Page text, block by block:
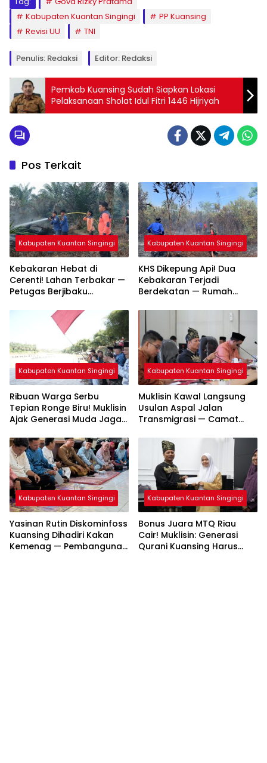
Pemkab Kuansing Sudah Siapkan Lokasi
Pelaksanaan Sholat Idul Fitri 1446 Hijriyah
Pos Terkait
Kabupaten Kuantan Singingi
Kebakaran Hebat di
Cerenti! Lahan Terbakar —
Petugas Berjibaku
Padamkan Api
KHS Dikepung Api! Dua
Kebakaran Terjadi
Berdekatan — Rumah
Warga dan Lahan
Terbakar
Kabupaten Kuantan Singingi
Ribuan Warga Serbu
Tepian Ronge Biru! Muklisin
Ajak Generasi Muda Jaga
Warisan Budaya
Kabupaten Kuantan Singingi
Muklisin Kawal Langsung
Usulan Aspal Jalan
Transmigrasi — Camat
Diminta Bergerak Cepat
Kabupaten Kuantan Singingi
Yasinan Rutin Diskominfoss
Kuansing Dihadiri Kakan
Kemenag — Pembangunan
Mushalla Mulai Dirancang
Kabupaten Kuantan Singingi
Bonus Juara MTQ Riau
Cair! Muklisin: Generasi
Qurani Kuansing Harus
Tembus Nasional